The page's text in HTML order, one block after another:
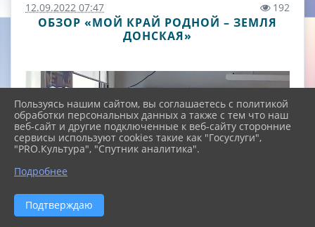
12.09.2022 07:47 192
ОБЗОР «МОЙ КРАЙ РОДНОЙ – ЗЕМЛЯ
ДОНСКАЯ»
Пользуясь нашим сайтом, вы соглашаетесь с политикой
обработки персональных данных а также с тем что наш
веб-сайт и другие подключенные к веб-сайту сторонние
сервисы используют cookies такие как "Госуслуги",
"PRO.Культура", "Спутник аналитика".
Подробнее
Подтверждаю